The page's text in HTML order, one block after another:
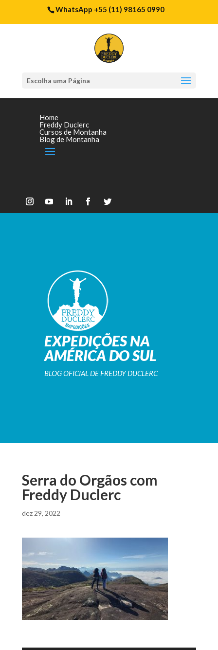
WhatsApp +55 (11) 98165 0990
Escolha uma Página
Home
Freddy Duclerc
Cursos de Montanha
Blog de Montanha
EXPEDIÇÕES NA
AMÉRICA DO SUL
BLOG OFICIAL DE FREDDY DUCLERC
Serra do Orgãos com
Freddy Duclerc
dez 29, 2022